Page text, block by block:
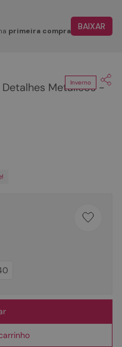
primeira compra BAIXAR
Inverno
Metálicos -